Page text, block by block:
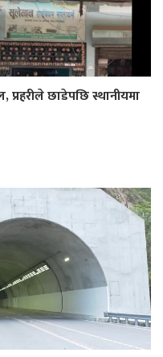
प्रहरीले छाडेपछि स्थानीयमा